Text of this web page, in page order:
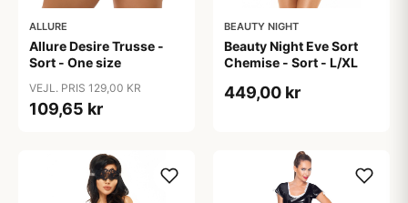
ALLURE
Allure Desire Trusse -
Sort - One size
VEJL. PRIS 129,00 KR
109,65 kr
BEAUTY NIGHT
Beauty Night Eve Sort
Chemise - Sort - L/XL
449,00 kr